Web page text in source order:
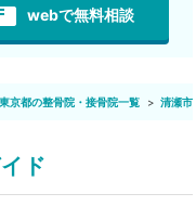
webで無料相談
東京都の整骨院・接骨院一覧 清瀬市
ド